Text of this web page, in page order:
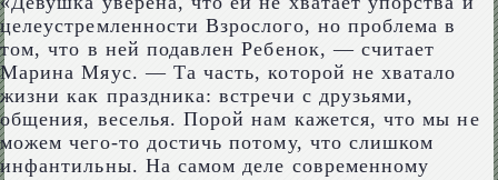
целеустремленности Взрослого, но проблема в
том, что в ней подавлен Ребенок, — считает
Марина Мяус. — Та часть, которой не хватало
жизни как праздника: встречи с друзьями,
общения, веселья. Порой нам кажется, что мы не
можем чего-то достичь потому, что слишком
инфантильны. На самом деле современному